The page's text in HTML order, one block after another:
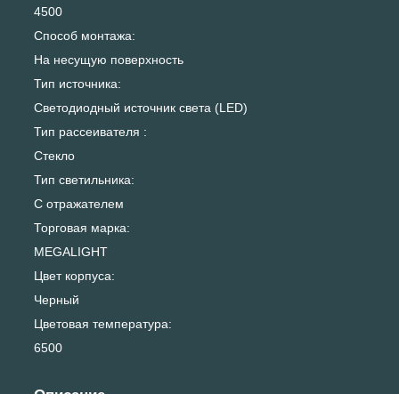
4500
Способ монтажа:
На несущую поверхность
Тип источника:
Светодиодный источник света (LED)
Тип рассеивателя :
Стекло
Тип светильника:
С отражателем
Торговая марка:
MEGALIGHT
Цвет корпуса:
Черный
Цветовая температура:
6500